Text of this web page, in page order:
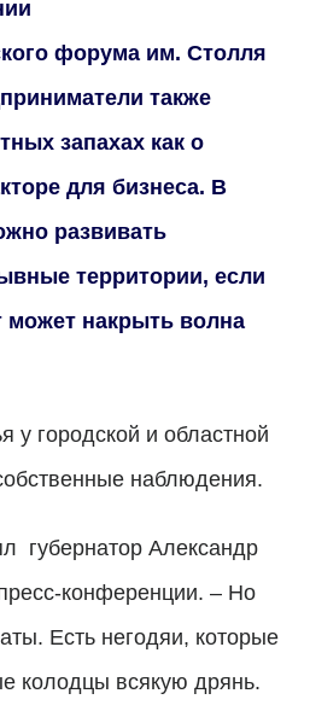
форума им. Столля
также
запахах как о
для бизнеса. В
развивать
территории, если
накрыть волна
у городской и областной
наблюдения.
губернатор Александр
конференции. – Но
Есть негодяи, которые
колодцы всякую дрянь.